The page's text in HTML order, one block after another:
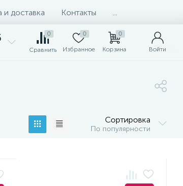
и доставка Контакты
0
Сравнить
0
Избранное
0
Корзина Войти
Сортировка
По популярности